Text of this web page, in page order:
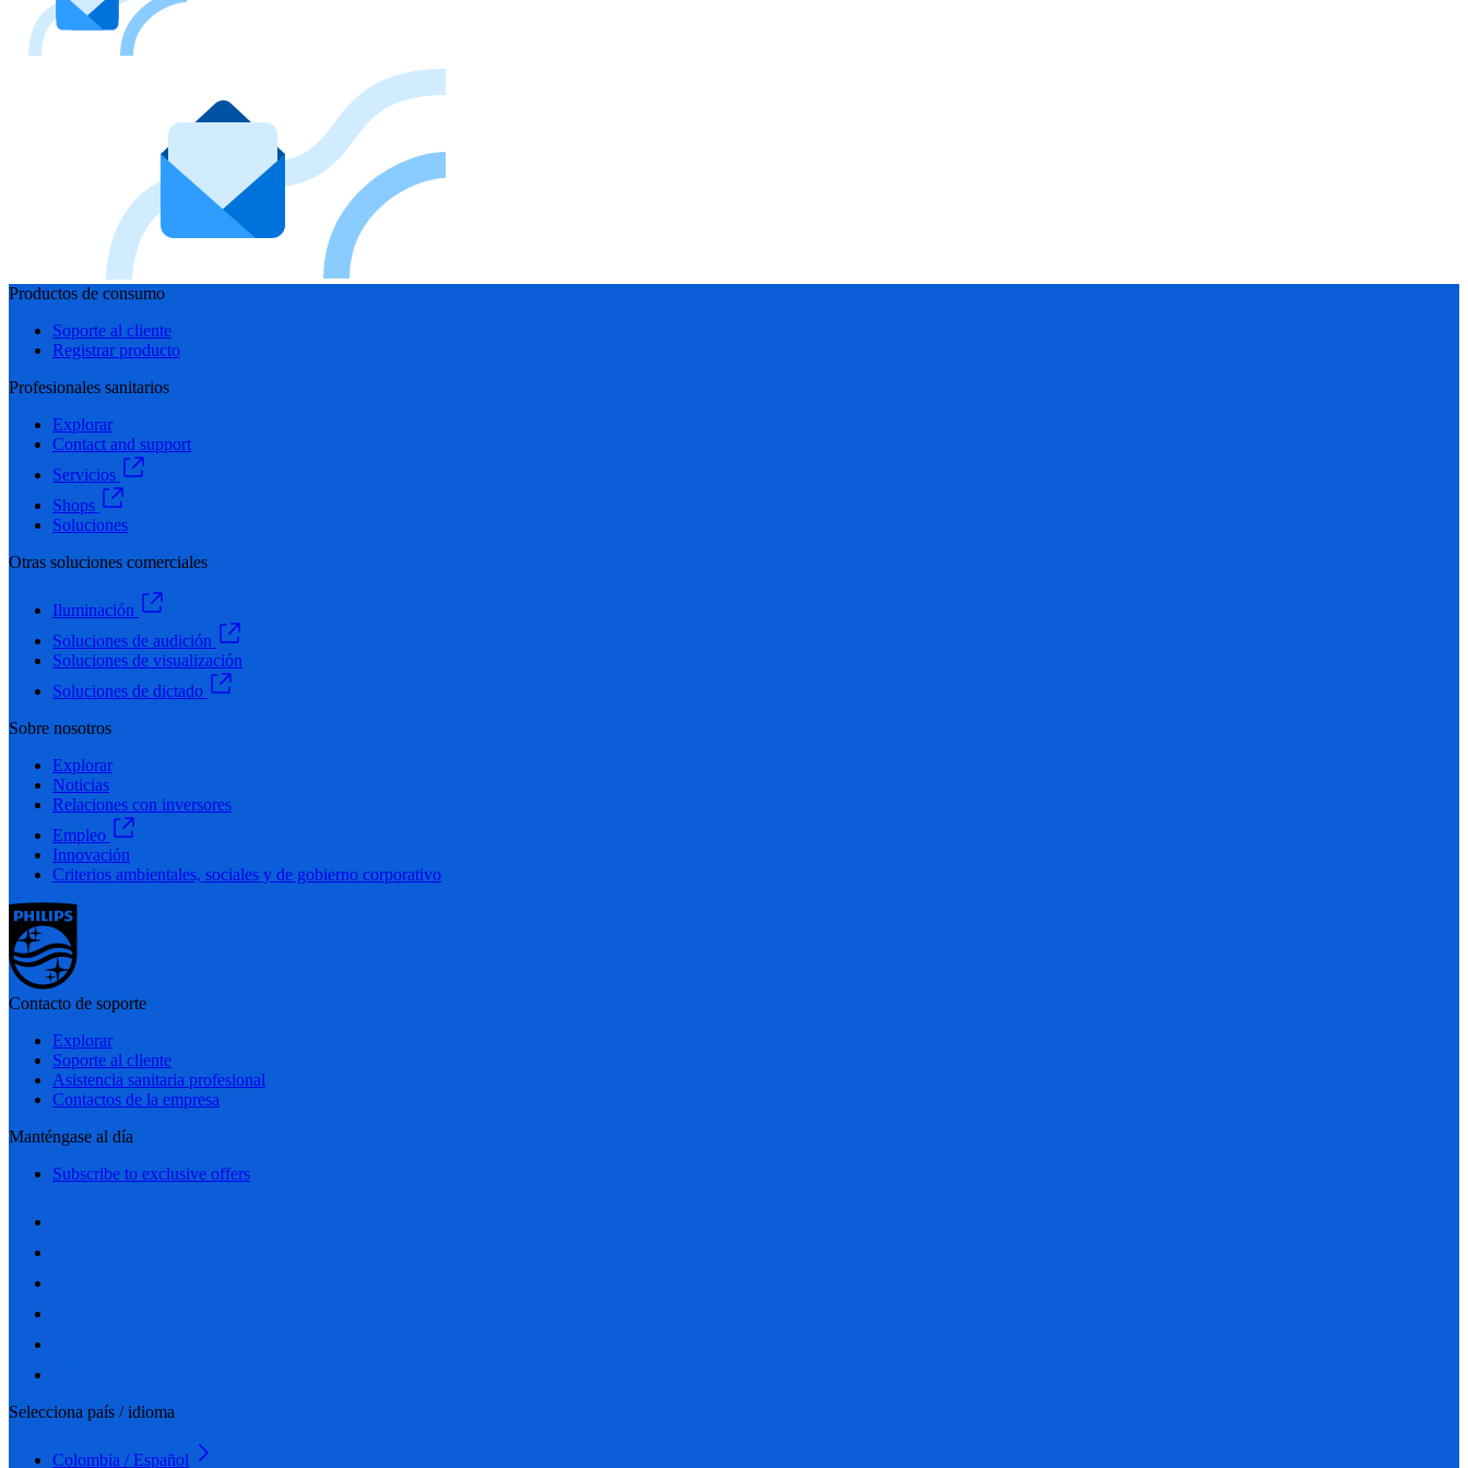
Productos de consumo
Soporte al cliente
Registrar producto
Profesionales sanitarios
Explorar
Contact and support
Servicios
Shops
Soluciones
Otras soluciones comerciales
Iluminación
Soluciones de audición
Soluciones de visualización
Soluciones de dictado
Sobre nosotros
Explorar
Noticias
Relaciones con inversores
Empleo
Innovación
Criterios ambientales, sociales y de gobierno corporativo
Contacto de soporte
Explorar
Soporte al cliente
Asistencia sanitaria profesional
Contactos de la empresa
Manténgase al día
Subscribe to exclusive offers
Selecciona país / idioma
Colombia / Español